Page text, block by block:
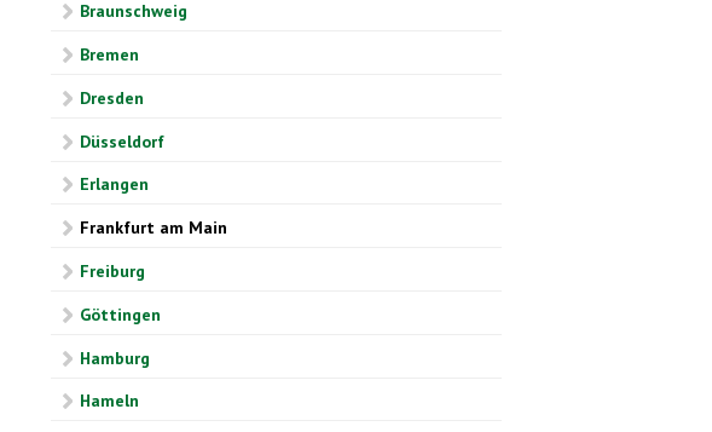
Braunschweig
Bremen
Dresden
Düsseldorf
Erlangen
Frankfurt am Main
Freiburg
Göttingen
Hamburg
Hameln